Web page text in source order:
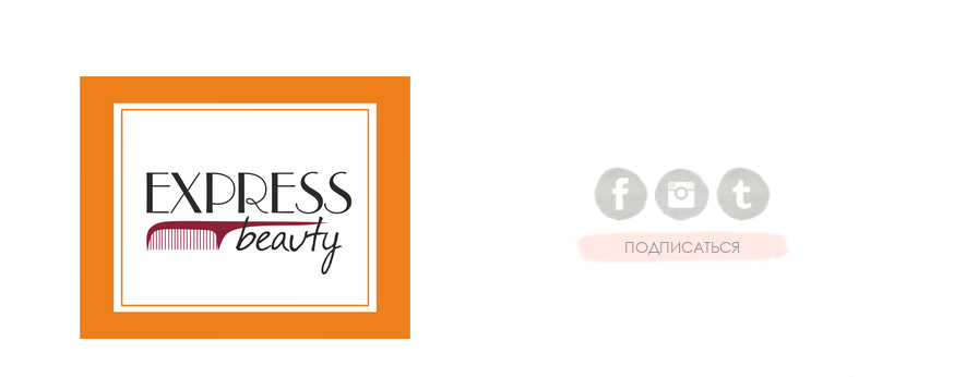
ПОДПИСАТЬСЯ